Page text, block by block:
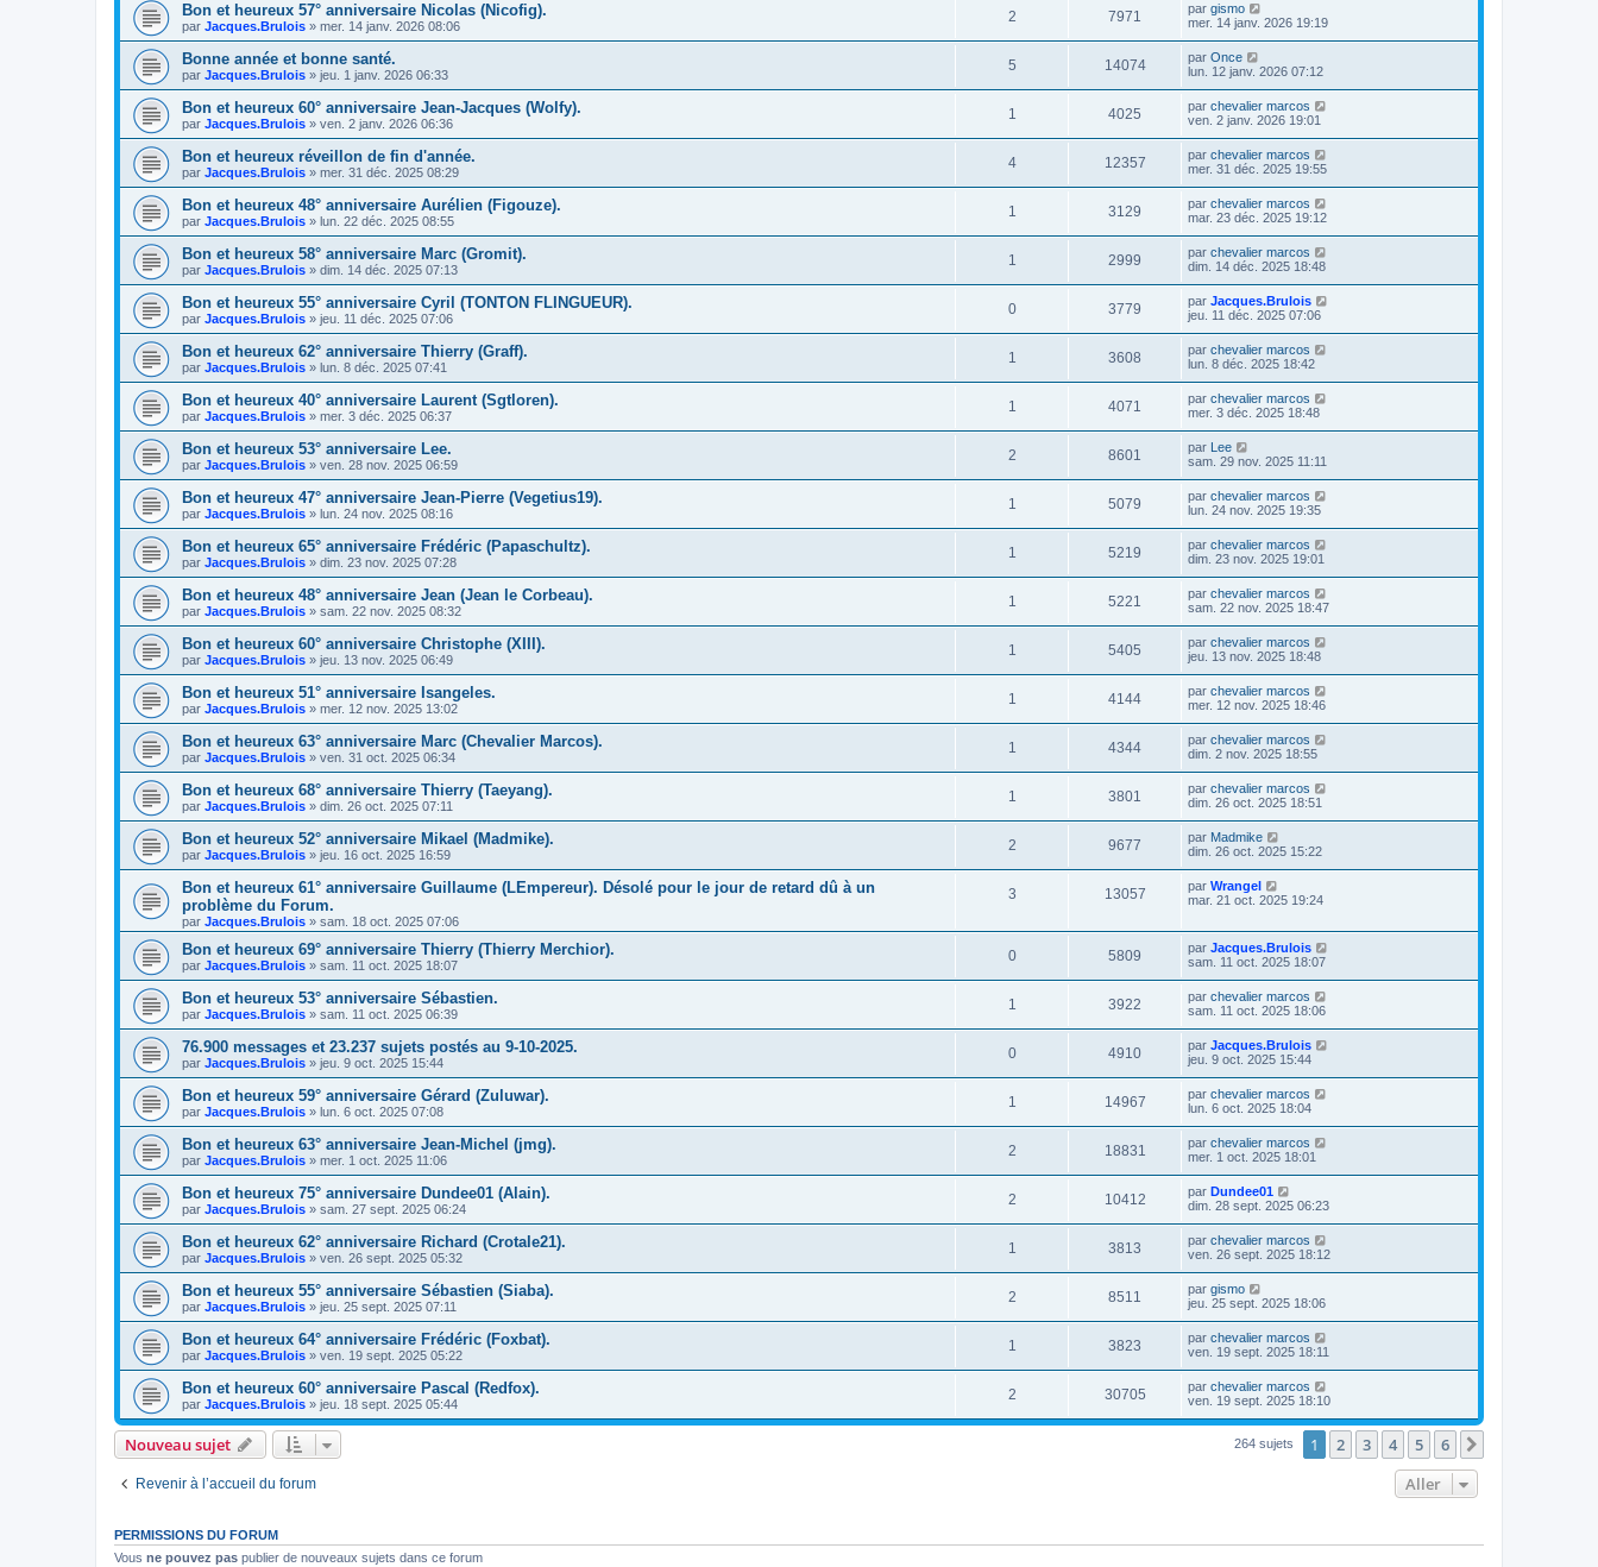
Bon et heureux 57° anniversaire Nicolas (Nicofig).
par Jacques.Brulois » mer. 14 janv. 2026 08:06
2 7971 par gismo
mer. 14 janv. 2026 19:19
Bonne année et bonne santé.
par Jacques.Brulois » jeu. 1 janv. 2026 06:33
5 14074 par Once
lun. 12 janv. 2026 07:12
Bon et heureux 60° anniversaire Jean-Jacques (Wolfy).
par Jacques.Brulois » ven. 2 janv. 2026 06:36
1 4025 par chevalier marcos
ven. 2 janv. 2026 19:01
Bon et heureux réveillon de fin d'année.
par Jacques.Brulois » mer. 31 déc. 2025 08:29
4 12357 par chevalier marcos
mer. 31 déc. 2025 19:55
Bon et heureux 48° anniversaire Aurélien (Figouze).
par Jacques.Brulois » lun. 22 déc. 2025 08:55
1 3129 par chevalier marcos
mar. 23 déc. 2025 19:12
Bon et heureux 58° anniversaire Marc (Gromit).
par Jacques.Brulois » dim. 14 déc. 2025 07:13
1 2999 par chevalier marcos
dim. 14 déc. 2025 18:48
Bon et heureux 55° anniversaire Cyril (TONTON FLINGUEUR).
par Jacques.Brulois » jeu. 11 déc. 2025 07:06
0 3779 par Jacques.Brulois
jeu. 11 déc. 2025 07:06
Bon et heureux 62° anniversaire Thierry (Graff).
par Jacques.Brulois » lun. 8 déc. 2025 07:41
1 3608 par chevalier marcos
lun. 8 déc. 2025 18:42
Bon et heureux 40° anniversaire Laurent (Sgtloren).
par Jacques.Brulois » mer. 3 déc. 2025 06:37
1 4071 par chevalier marcos
mer. 3 déc. 2025 18:48
Bon et heureux 53° anniversaire Lee.
par Jacques.Brulois » ven. 28 nov. 2025 06:59
2 8601 par Lee
sam. 29 nov. 2025 11:11
Bon et heureux 47° anniversaire Jean-Pierre (Vegetius19).
par Jacques.Brulois » lun. 24 nov. 2025 08:16
1 5079 par chevalier marcos
lun. 24 nov. 2025 19:35
Bon et heureux 65° anniversaire Frédéric (Papaschultz).
par Jacques.Brulois » dim. 23 nov. 2025 07:28
1 5219 par chevalier marcos
dim. 23 nov. 2025 19:01
Bon et heureux 48° anniversaire Jean (Jean le Corbeau).
par Jacques.Brulois » sam. 22 nov. 2025 08:32
1 5221 par chevalier marcos
sam. 22 nov. 2025 18:47
Bon et heureux 60° anniversaire Christophe (XIII).
par Jacques.Brulois » jeu. 13 nov. 2025 06:49
1 5405 par chevalier marcos
jeu. 13 nov. 2025 18:48
Bon et heureux 51° anniversaire Isangeles.
par Jacques.Brulois » mer. 12 nov. 2025 13:02
1 4144 par chevalier marcos
mer. 12 nov. 2025 18:46
Bon et heureux 63° anniversaire Marc (Chevalier Marcos).
par Jacques.Brulois » ven. 31 oct. 2025 06:34
1 4344 par chevalier marcos
dim. 2 nov. 2025 18:55
Bon et heureux 68° anniversaire Thierry (Taeyang).
par Jacques.Brulois » dim. 26 oct. 2025 07:11
1 3801 par chevalier marcos
dim. 26 oct. 2025 18:51
Bon et heureux 52° anniversaire Mikael (Madmike).
par Jacques.Brulois » jeu. 16 oct. 2025 16:59
2 9677 par Madmike
dim. 26 oct. 2025 15:22
Bon et heureux 61° anniversaire Guillaume (LEmpereur). Désolé pour le jour de retard dû à un
problème du Forum.
par Jacques.Brulois » sam. 18 oct. 2025 07:06
3 13057 par Wrangel
mar. 21 oct. 2025 19:24
Bon et heureux 69° anniversaire Thierry (Thierry Merchior).
par Jacques.Brulois » sam. 11 oct. 2025 18:07
0 5809 par Jacques.Brulois
sam. 11 oct. 2025 18:07
Bon et heureux 53° anniversaire Sébastien.
par Jacques.Brulois » sam. 11 oct. 2025 06:39
1 3922 par chevalier marcos
sam. 11 oct. 2025 18:06
76.900 messages et 23.237 sujets postés au 9-10-2025.
par Jacques.Brulois » jeu. 9 oct. 2025 15:44
0 4910 par Jacques.Brulois
jeu. 9 oct. 2025 15:44
Bon et heureux 59° anniversaire Gérard (Zuluwar).
par Jacques.Brulois » lun. 6 oct. 2025 07:08
1 14967 par chevalier marcos
lun. 6 oct. 2025 18:04
Bon et heureux 63° anniversaire Jean-Michel (jmg).
par Jacques.Brulois » mer. 1 oct. 2025 11:06
2 18831 par chevalier marcos
mer. 1 oct. 2025 18:01
Bon et heureux 75° anniversaire Dundee01 (Alain).
par Jacques.Brulois » sam. 27 sept. 2025 06:24
2 10412 par Dundee01
dim. 28 sept. 2025 06:23
Bon et heureux 62° anniversaire Richard (Crotale21).
par Jacques.Brulois » ven. 26 sept. 2025 05:32
1 3813 par chevalier marcos
ven. 26 sept. 2025 18:12
Bon et heureux 55° anniversaire Sébastien (Siaba).
par Jacques.Brulois » jeu. 25 sept. 2025 07:11
2 8511 par gismo
jeu. 25 sept. 2025 18:06
Bon et heureux 64° anniversaire Frédéric (Foxbat).
par Jacques.Brulois » ven. 19 sept. 2025 05:22
1 3823 par chevalier marcos
ven. 19 sept. 2025 18:11
Bon et heureux 60° anniversaire Pascal (Redfox).
par Jacques.Brulois » jeu. 18 sept. 2025 05:44
2 30705 par chevalier marcos
ven. 19 sept. 2025 18:10
Nouveau sujet 264 sujets 1 2 3 4 5 6
Revenir à l’accueil du forum Aller
PERMISSIONS DU FORUM
Vous ne pouvez pas publier de nouveaux sujets dans ce forum